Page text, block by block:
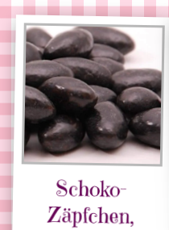
Schoko-
Zäpfchen,
Lakritz-Toffee